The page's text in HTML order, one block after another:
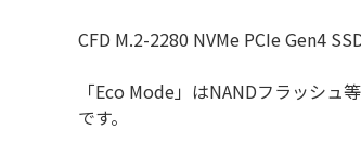
CFD M.2-2280 NVMe PCIe Gen4
「Eco Mode」はNANDフラッシ
です。